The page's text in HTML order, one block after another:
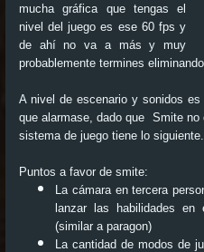
mucha gráfica que tengas el
nivel del juego es ese 60 fps y
de ahí no va a más y muy
probablemente termines
A nivel de escenario y sonidos
que alarmase, dado que Smite no
sistema de juego tiene lo siguiente.
Puntos a favor de smite:
La cámara en tercera
lanzar las habilidades en
(similar a paragon)
La cantidad de modos de